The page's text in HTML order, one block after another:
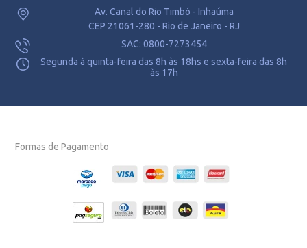
Av. Canal do Rio Timbó - Inhaúma
CEP 21061-280 - Rio de Janeiro - RJ
SAC: 0800-7273454
Segunda à quinta-feira das 8h às 18hs e sexta-feira das 8h
às 17h
Formas de Pagamento